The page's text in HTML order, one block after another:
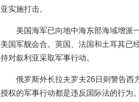
亚实施打击。
美国海军已向地中海东部海域增派
美国军舰会合。英国、法国和土耳其已
持对叙利亚采取军事行动。
俄罗斯外长拉夫罗夫26日则警告西
授权的军事行动都是违反国际法的行为。